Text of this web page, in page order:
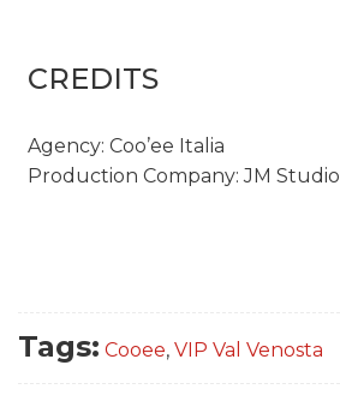
CREDITS
Agency: Coo’ee Italia
Production Company: JM Studio
Tags: Cooee, VIP Val Venosta